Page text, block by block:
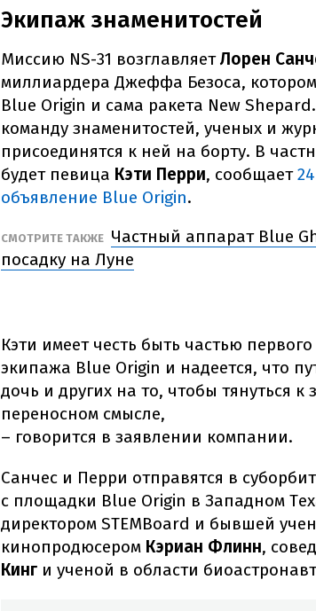
Экипаж знаменитостей
Миссию NS-31 возглавляетЛорен
миллиардера Джеффа Безоса,
Blue Origin и сама ракета New
команду знаменитостей, ученых и
присоединятся к ней на борту. В
будет певица Кэти Перри, сообщает
объявление Blue Origin.
СМОТРИТЕ ТАКЖЕ Частный аппарат Blue
посадку на Луне
Кэти имеет честь быть частью
экипажа Blue Origin и надеется, что
дочь и других на то, чтобы тянуться к
переносном смысле,
– говорится в заявлении компании.
Санчес и Перри отправятся в
с площадки Blue Origin в Западном
директором STEMBoard и бывшей
кинопродюсером Кэриан Флинн,
Кинг и ученой в области